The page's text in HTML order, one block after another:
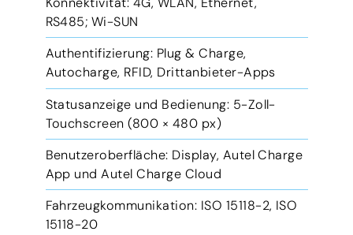
RS485; Wi-SUN
Authentifizierung: Plug & Charge,
Autocharge, RFID, Drittanbieter-Apps
Statusanzeige und Bedienung: 5-Zoll-
Touchscreen (800 × 480 px)
Benutzeroberfläche: Display, Autel Charge
App und Autel Charge Cloud
Fahrzeugkommunikation: ISO 15118-2, ISO
15118-20